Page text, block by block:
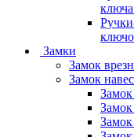
Замки
Замок
Замок